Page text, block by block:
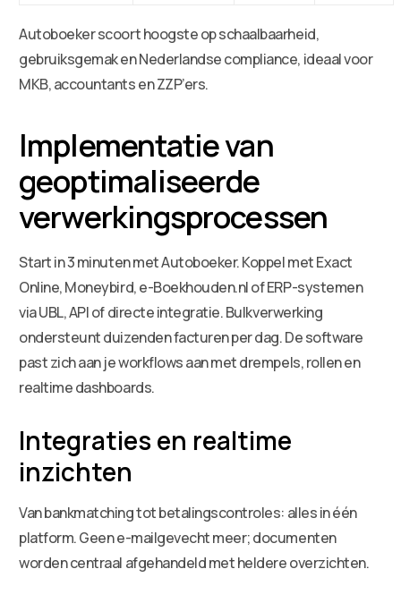
Autoboeker scoort hoogste op schaalbaarheid,
gebruiksgemak en Nederlandse compliance, ideaal voor
MKB, accountants en ZZP’ers.
Implementatie van
geoptimaliseerde
verwerkingsprocessen
Start in 3 minuten met Autoboeker. Koppel met Exact
Online, Moneybird, e-Boekhouden.nl of ERP-systemen
via UBL, API of directe integratie. Bulkverwerking
ondersteunt duizenden facturen per dag. De software
past zich aan je workflows aan met drempels, rollen en
realtime dashboards.
Integraties en realtime
inzichten
Van bankmatching tot betalingscontroles: alles in één
platform. Geen e-mailgevecht meer; documenten
worden centraal afgehandeld met heldere overzichten.